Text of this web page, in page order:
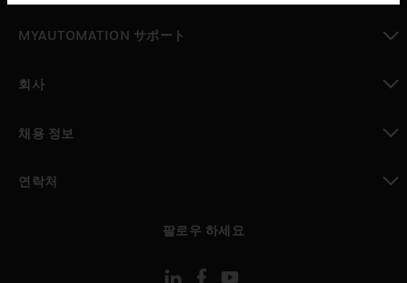
MYAUTOMATION サポート
회사
채용 정보
연락처
팔로우 하세요